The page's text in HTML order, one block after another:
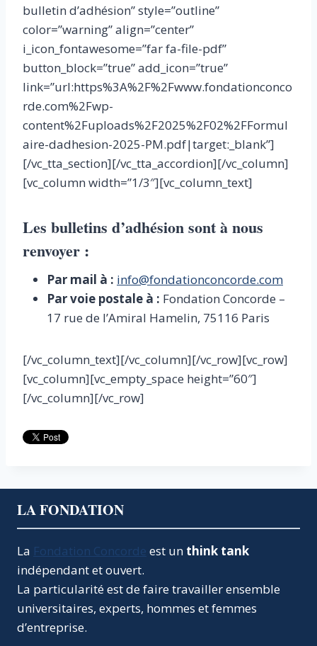
bulletin d’adhésion” style=”outline”
color=”warning” align=”center”
i_icon_fontawesome=”far fa-file-pdf”
button_block=”true” add_icon=”true”
link=”url:https%3A%2F%2Fwww.fondationconco
rde.com%2Fwp-
content%2Fuploads%2F2025%2F02%2FFormul
aire-dadhesion-2025-PM.pdf|target:_blank”]
[/vc_tta_section][/vc_tta_accordion][/vc_column]
[vc_column width=”1/3″][vc_column_text]
Les bulletins d’adhésion sont à nous
renvoyer :
Par mail à : info@fondationconcorde.com
Par voie postale à : Fondation Concorde –
17 rue de l’Amiral Hamelin, 75116 Paris
[/vc_column_text][/vc_column][/vc_row][vc_row]
[vc_column][vc_empty_space height=”60″]
[/vc_column][/vc_row]
LA FONDATION
La Fondation Concorde est un think tank
indépendant et ouvert.
La particularité est de faire travailler ensemble
universitaires, experts, hommes et femmes
d’entreprise.